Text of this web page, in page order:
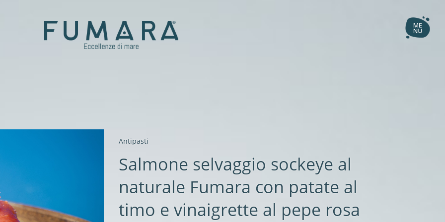
Antipasti
Salmone selvaggio sockeye al
naturale Fumara con patate al
timo e vinaigrette al pepe rosa